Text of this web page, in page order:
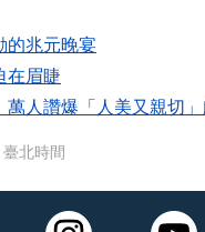
的兆元晚宴
在眉睫
人讚爆「人美又親切
北時間